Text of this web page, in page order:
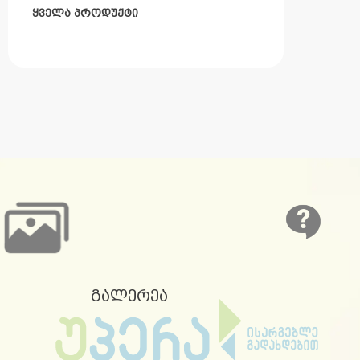
ყველა პროდუქტი
გალერეა